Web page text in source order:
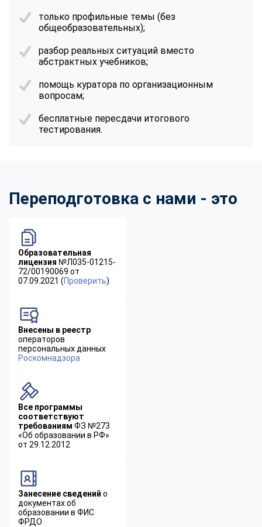
только профильные темы (без
общеобразовательных);
разбор реальных ситуаций вместо
абстрактных учебников;
помощь куратора по организационным
вопросам;
бесплатные пересдачи итогового
тестирования.
Переподготовка с нами - это
Образовательная
лицензия №Л035-01215-
72/00190069 от
07.09.2021 (Проверить)
Внесены в реестр
операторов
персональных данных
Роскомнадзора
Все программы
соответствуют
требованиям ФЗ №273
«Об образовании в РФ»
от 29.12.2012
Занесение сведений о
документах об
образовании в ФИС
ФРДО